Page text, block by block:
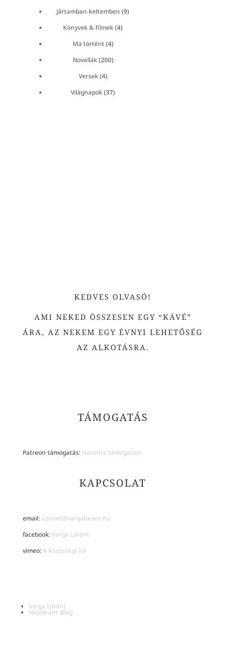
Jártamban-keltemben (9)
Könyvek & filmek(4)
Ma történt(4)
Novellák(200)
Versek(4)
Világnapok(37)
KEDVES OLVASÓ!
AMI NEKED ÖSSZESEN EGY “KÁVÉ”
ÁRA, AZ NEKEM EGY ÉVNYI LEHETŐSÉG
AZ ALKOTÁSRA.
TÁMOGATÁS
Patreon támogatás: Havonta támogatom
KAPCSOLAT
email: uzenet@vargalorant.hu
facebook:Varga Lóránt
vimeo:A közösségi író
Varga Lóránt
Naplóránt-Blog